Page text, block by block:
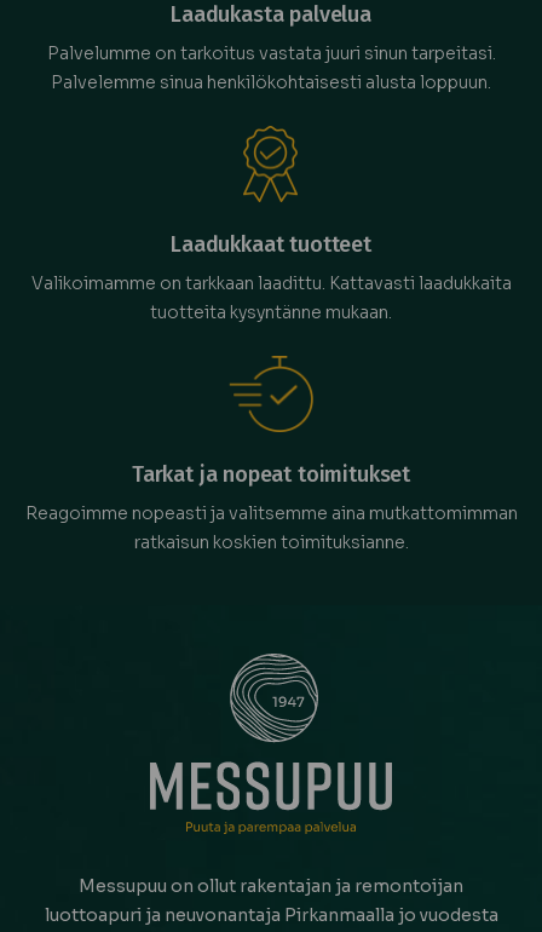
Laadukasta palvelua
Palvelumme on tarkoitus vastata juuri sinun tarpeitasi.
Palvelemme sinua henkilökohtaisesti alusta loppuun.
Laadukkaat tuotteet
Valikoimamme on tarkkaan laadittu. Kattavasti laadukkaita
tuotteita kysyntänne mukaan.
Tarkat ja nopeat toimitukset
Reagoimme nopeasti ja valitsemme aina mutkattomimman
ratkaisun koskien toimituksianne.
Messupuu on ollut rakentajan ja remontoijan
luottoapuri ja neuvonantaja Pirkanmaalla jo vuodesta